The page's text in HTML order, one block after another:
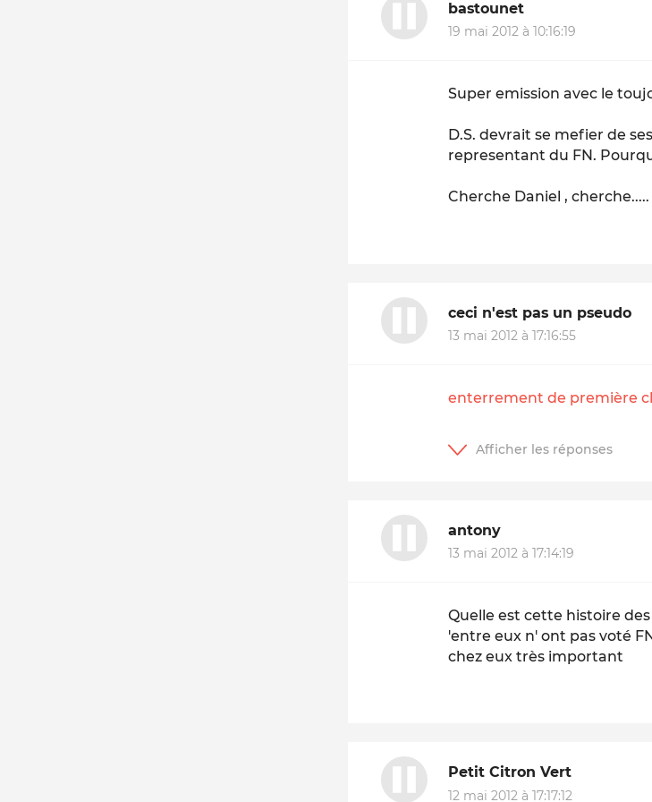
bastounet
19 mai 2012 à 10:16:19
Super emission avec le
D.S. devrait se mefier de
representant du FN.
Cherche Daniel , cherche.....
ceci n'est pas un pseudo
13 mai 2012 à 17:16:55
enterrement de première
antony
13 mai 2012 à 17:14:19
Quelle est cette histoire
'entre eux n' ont pas voté
chez eux très important
Petit Citron Vert
12 mai 2012 à 17:17:12